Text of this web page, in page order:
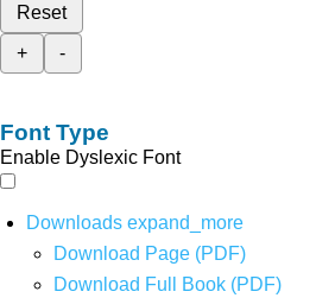
Reset
+
-
Font Type
Enable Dyslexic Font
Downloads expand_more
Download Page (PDF)
Download Full Book (PDF)